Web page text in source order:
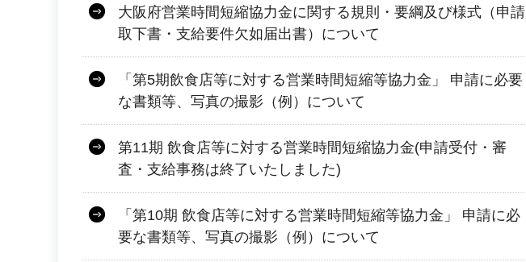
大阪府営業時間短縮協力金に関する規則・要綱及び様式（申請
取下書・支給要件欠如届出書）について
「第5期飲食店等に対する営業時間短縮等協力金」 申請に必要
な書類等、写真の撮影（例）について
第11期 飲食店等に対する営業時間短縮協力金(申請受付・審
査・支給事務は終了いたしました)
「第10期 飲食店等に対する営業時間短縮等協力金」 申請に必
要な書類等、写真の撮影（例）について